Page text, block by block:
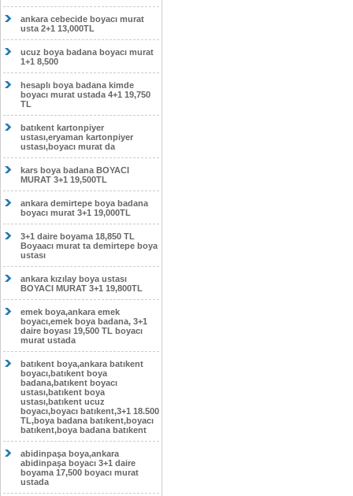
ankara cebecide boyacı murat
usta 2+1 13,000TL
ucuz boya badana boyacı murat
1+1 8,500
hesaplı boya badana kimde
boyacı murat ustada 4+1 19,750
TL
batıkent kartonpiyer
ustası,eryaman kartonpiyer
ustası,boyacı murat da
kars boya badana BOYACI
MURAT 3+1 19,500TL
ankara demirtepe boya badana
boyacı murat 3+1 19,000TL
3+1 daire boyama 18,850 TL
Boyaacı murat ta demirtepe boya
ustası
ankara kızılay boya ustası
BOYACI MURAT 3+1 19,800TL
emek boya,ankara emek
boyacı,emek boya badana, 3+1
daire boyası 19,500 TL boyacı
murat ustada
batıkent boya,ankara batıkent
boyacı,batıkent boya
badana,batıkent boyacı
ustası,batıkent boya
ustası,batıkent ucuz
boyacı,boyacı batıkent,3+1 18.500
TL,boya badana batıkent,boyacı
batıkent,boya badana batıkent
abidinpaşa boya,ankara
abidinpaşa boyacı 3+1 daire
boyama 17,500 boyacı murat
ustada